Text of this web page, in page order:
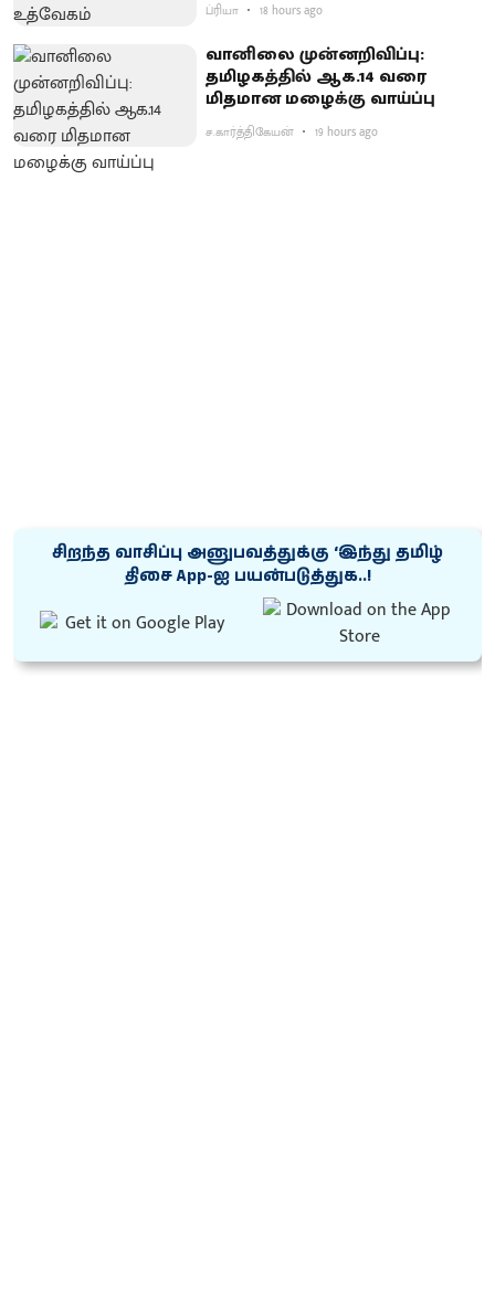
ப்ரியா 18 hours ago
வானிலை முன்னறிவிப்பு:
தமிழகத்தில் ஆக.14 வரை
மிதமான மழைக்கு வாய்ப்பு
ச.கார்த்திகேயன் 19 hours ago
சிறந்த வாசிப்பு அனுபவத்துக்கு ‘இந்து தமிழ்
திசை App-ஐ பயன்படுத்துக..!